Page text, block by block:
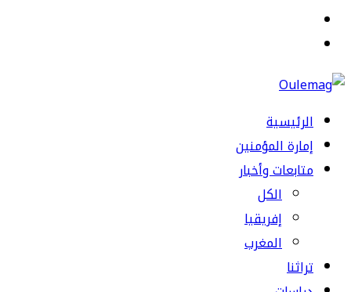
الرئيسية
إمارة المؤمنين
متابعات وأخبار
الكل
إفريقيا
المغرب
تراثنا